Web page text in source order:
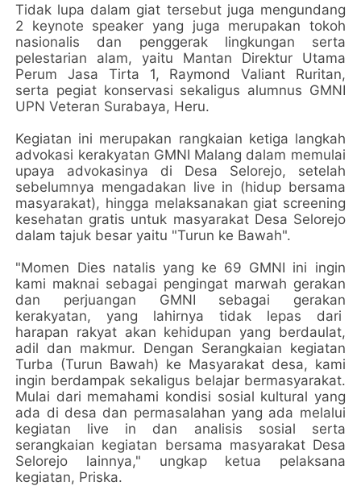
Tidak lupa dalam giat tersebut juga mengundang
2 keynote speaker yang juga merupakan tokoh
nasionalis dan penggerak lingkungan serta
pelestarian alam, yaitu Mantan Direktur Utama
Perum Jasa Tirta 1, Raymond Valiant Ruritan,
serta pegiat konservasi sekaligus alumnus GMNI
UPN Veteran Surabaya, Heru.
Kegiatan ini merupakan rangkaian ketiga langkah
advokasi kerakyatan GMNI Malang dalam memulai
upaya advokasinya di Desa Selorejo, setelah
sebelumnya mengadakan live in (hidup bersama
masyarakat), hingga melaksanakan giat screening
kesehatan gratis untuk masyarakat Desa Selorejo
dalam tajuk besar yaitu "Turun ke Bawah".
"Momen Dies natalis yang ke 69 GMNI ini ingin
kami maknai sebagai pengingat marwah gerakan
dan perjuangan GMNI sebagai gerakan
kerakyatan, yang lahirnya tidak lepas dari
harapan rakyat akan kehidupan yang berdaulat,
adil dan makmur. Dengan Serangkaian kegiatan
Turba (Turun Bawah) ke Masyarakat desa, kami
ingin berdampak sekaligus belajar bermasyarakat.
Mulai dari memahami kondisi sosial kultural yang
ada di desa dan permasalahan yang ada melalui
kegiatan live in dan analisis sosial serta
serangkaian kegiatan bersama masyarakat Desa
Selorejo lainnya," ungkap ketua pelaksana
kegiatan, Priska.